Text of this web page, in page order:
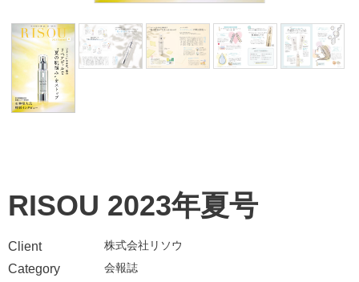
RISOU 2023年夏号
Client 株式会社リソウ
Category 会報誌